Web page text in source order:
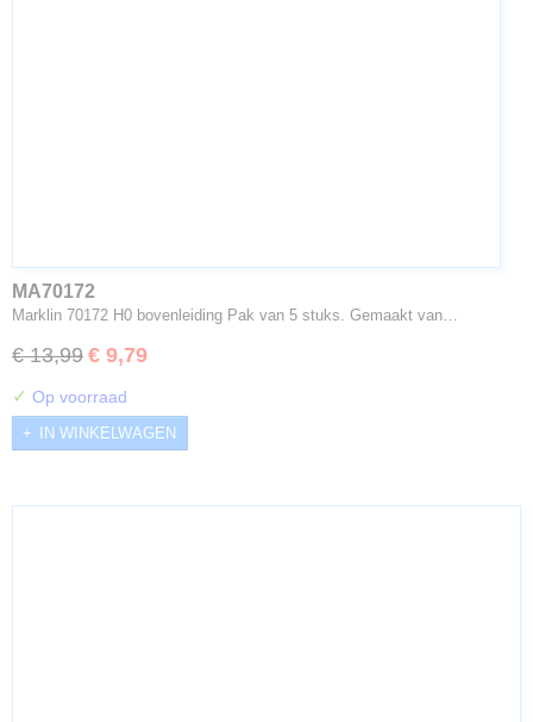
MA70172
Marklin 70172 H0 bovenleiding Pak van 5 stuks. Gemaakt van…
€ 13,99 € 9,79
✓ Op voorraad
IN WINKELWAGEN